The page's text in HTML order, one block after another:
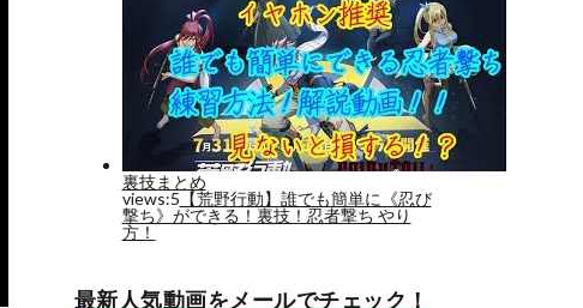
最新人気動画をメールでチェック！